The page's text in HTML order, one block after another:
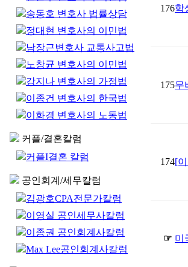
송동호 변호사 법률상담
정대현 변호사의 이민법
남장근변호사 교통사고법
노창균 변호사의 이민법
강지나 변호사의 가정법
이종건 변호사의 한국법
이화경 변호사의 노동법
커플/결혼칼럼
커플I결혼 칼럼
공인회계/세무칼럼
김광호CPA전문가칼럼
이영실 공인세무사칼럼
이종권 공인회계사칼럼
Max Lee공인회계사칼럼
176학
175무
174[
☞ 미